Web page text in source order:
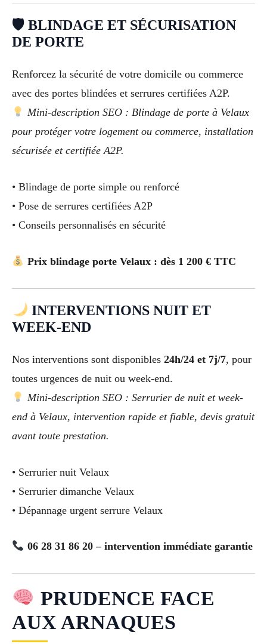
🛡 BLINDAGE ET SÉCURISATION
DE PORTE
Renforcez la sécurité de votre domicile ou commerce
avec des portes blindées et serrures certifiées A2P.
Mini-description SEO : Blindage de porte à Velaux
pour protéger votre logement ou commerce, installation
sécurisée et certifiée A2P.
• Blindage de porte simple ou renforcé
• Pose de serrures certifiées A2P
• Conseils personnalisés en sécurité
Prix blindage porte Velaux : dès 1 200 € TTC
INTERVENTIONS NUIT ET
WEEK-END
Nos interventions sont disponibles 24h/24 et 7j/7, pour
toutes urgences de nuit ou week-end.
Mini-description SEO : Serrurier de nuit et week-
end à Velaux, intervention rapide et fiable, devis gratuit
avant toute prestation.
• Serrurier nuit Velaux
• Serrurier dimanche Velaux
• Dépannage urgent serrure Velaux
06 28 31 86 20 – intervention immédiate garantie
PRUDENCE FACE
AUX ARNAQUES